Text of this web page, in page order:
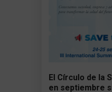
El Círculo de la
en septiembre